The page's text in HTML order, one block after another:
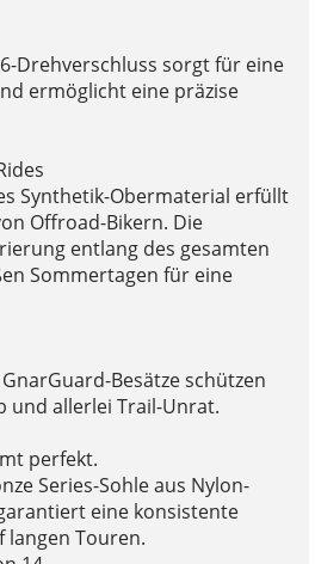
Drehverschluss sorgt für eine
ermöglicht eine präzise
Synthetik-Obermaterial erfüllt
Offroad-Bikern. Die
entlang des gesamten
Sommertagen für eine
Besätze schützen
und allerlei Trail-Unrat.
perfekt.
Series-Sohle aus Nylon-
eine konsistente
Touren.